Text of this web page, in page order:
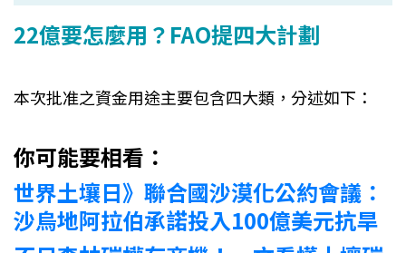
22億要怎麼用？FAO提四大計劃
本次批准之資金用途主要包含四大類，分述如下：
你可能要相看：
世界土壤日》聯合國沙漠化公約會議：
沙烏地阿拉伯承諾投入100億美元抗旱